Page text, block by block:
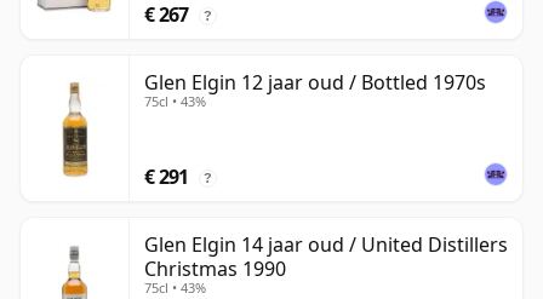
€ 267 ?
Glen Elgin 12 jaar oud / Bottled 1970s
75cl • 43%
€ 291 ?
Glen Elgin 14 jaar oud / United Distillers
Christmas 1990
75cl • 43%